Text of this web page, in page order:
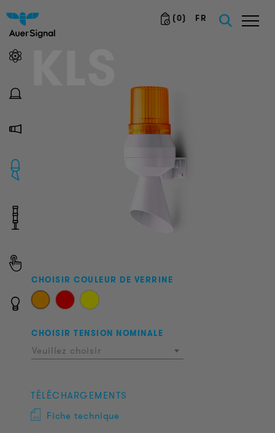
(0) FR
CHOISIR COULEUR DE VERRINE
CHOISIR TENSION NOMINALE
Veuillez choisir
TÉLÉCHARGEMENTS
Fiche technique